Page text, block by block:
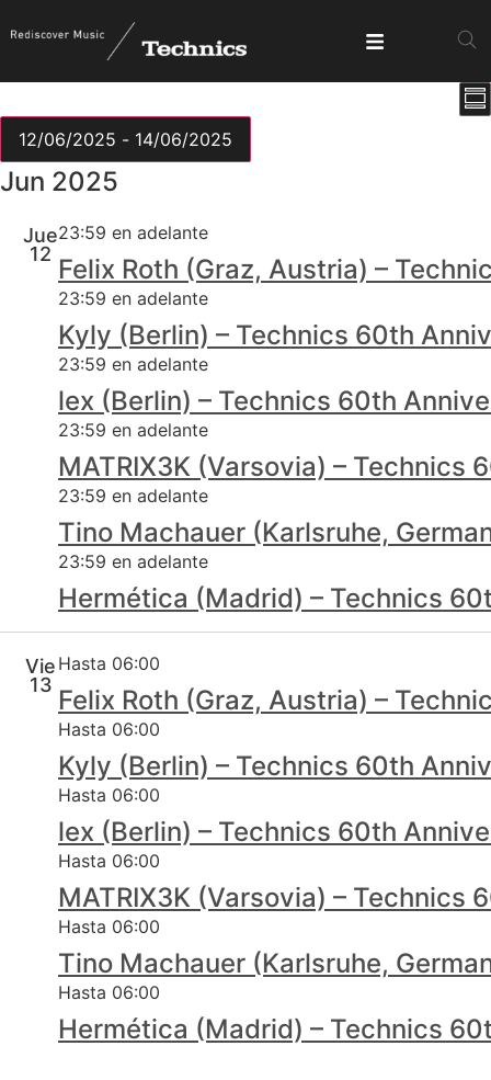
12/06/2025 - 14/06/2025
Seleccionar
fecha.
Jun 2025
Jue
12
23:59 en adelante
Felix Roth (Graz, Austria) –
23:59 en adelante
Kyly (Berlin) – Technics 60th
23:59 en adelante
lex (Berlin) – Technics 60th
23:59 en adelante
MATRIX3K (Varsovia) – Technics
23:59 en adelante
Tino Machauer (Karlsruhe,
23:59 en adelante
Hermética (Madrid) – Technics
Vie
13
Hasta 06:00
Felix Roth (Graz, Austria) –
Hasta 06:00
Kyly (Berlin) – Technics 60th
Hasta 06:00
lex (Berlin) – Technics 60th
Hasta 06:00
MATRIX3K (Varsovia) – Technics
Hasta 06:00
Tino Machauer (Karlsruhe,
Hasta 06:00
Hermética (Madrid) – Technics